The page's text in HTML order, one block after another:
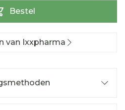
Bestel
van Ixxpharma